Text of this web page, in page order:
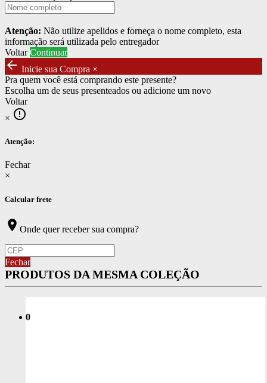
Atenção: Não utilize apelidos e forneça o nome completo, esta
informação será utilizada pelo entregador
Voltar Continuar
arrow_back Inicie sua Compra ×
Pra quem você está comprando este presente?
Escolha um de seus presenteados ou adicione um novo
Voltar
× error_outline
Atenção:
Fechar
×
Calcular frete
location_on Onde quer receber sua compra?
Fechar
PRODUTOS DA MESMA COLEÇÃO
0